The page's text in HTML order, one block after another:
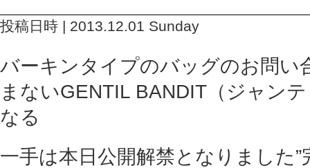
投稿日時 | 2013.12.01 Sunday
バーキンタイプのバッグのお問い
まないGENTIL BANDIT（ジャン
なる
一手は本日公開解禁となりました